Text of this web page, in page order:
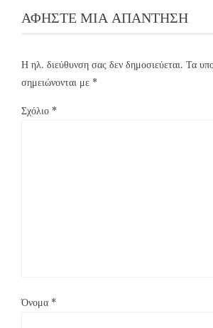
ΑΦΉΣΤΕ ΜΙΑ ΑΠΆΝΤΗΣΗ
Η ηλ. διεύθυνση σας δεν δημοσιεύεται. Τα
σημειώνονται με *
Σχόλιο *
Όνομα *